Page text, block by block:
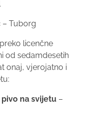
– Tuborg
licenčne
od sedamdesetih
onaj, vjerojatno i
na svijetu –